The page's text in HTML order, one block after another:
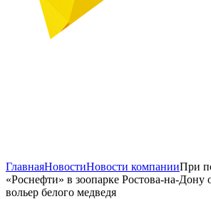
ГлавнаяНовостиНовости компанииПри
«Роснефти» в зоопарке Ростова-на-Дону
вольер белого медведя